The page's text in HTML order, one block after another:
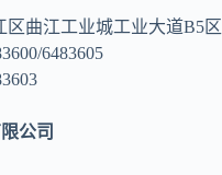
区曲江工业城工业大道B5区
6483605
公司